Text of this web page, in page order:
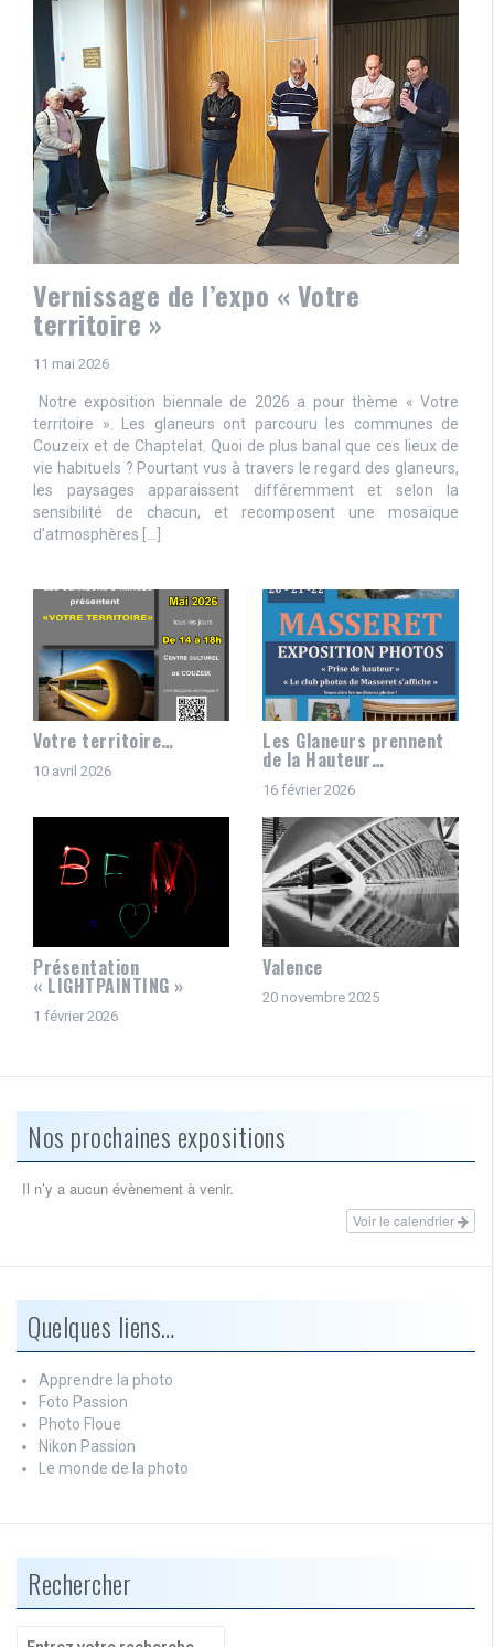
Vernissage de l’expo « Votre
territoire »
11 mai 2026
Notre exposition biennale de 2026 a pour thème « Votre
territoire ». Les glaneurs ont parcouru les communes de
Couzeix et de Chaptelat. Quoi de plus banal que ces lieux de
vie habituels ? Pourtant vus à travers le regard des glaneurs,
les paysages apparaissent différemment et selon la
sensibilité de chacun, et recomposent une mosaïque
d’atmosphères […]
Votre territoire…
10 avril 2026
Les Glaneurs prennent
de la Hauteur…
16 février 2026
Présentation
« LIGHTPAINTING »
1 février 2026
Valence
20 novembre 2025
Nos prochaines expositions
Il n’y a aucun évènement à venir.
Voir le calendrier
Quelques liens…
Apprendre la photo
Foto Passion
Photo Floue
Nikon Passion
Le monde de la photo
Rechercher
Recherche